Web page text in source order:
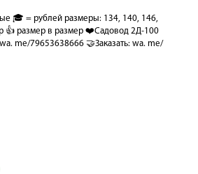
🎓 = рублей размеры: 134, 140, 146,
👍 размер в размер ❤️Садовод 2Д-100
me/79653638666 🤝Заказать: wa. me/